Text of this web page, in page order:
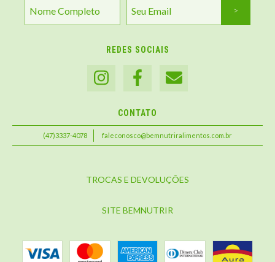
REDES SOCIAIS
CONTATO
(47)3337-4078 faleconosco@bemnutriralimentos.com.br
TROCAS E DEVOLUÇÕES
SITE BEMNUTRIR